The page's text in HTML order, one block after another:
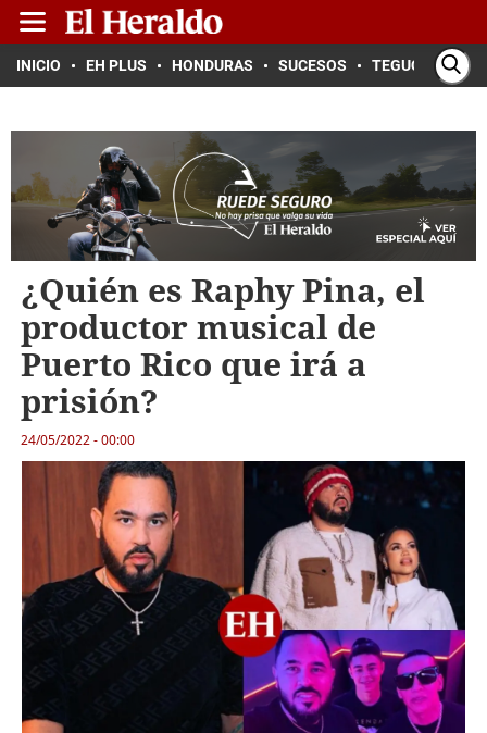
INICIO EH PLUS HONDURAS SUCESOS TEGUCIGALPA
¿Quién es Raphy Pina, el
productor musical de
Puerto Rico que irá a
prisión?
24/05/2022 - 00:00